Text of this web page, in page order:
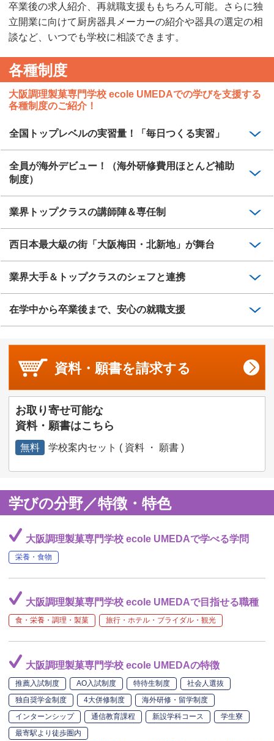
卒業後の求人紹介、再就職支援ももちろん可能。さらに独
立開業に向けて厨房器具メーカーの紹介や器具の選定の相
談など、いつでも学校に相談できます。
各種制度
大阪調理製菓専門学校 ecole UMEDAでの学びを支援する
各種制度のご紹介！
全国トップレベルの実習量！「毎日つくる実習」
全員が海外デビュー！（海外研修費用ほとんど補助
制度）
業界トップクラスの講師陣＆専任制
西日本最大級の街「大阪梅田・北新地」が舞台
業界大手＆トップクラスのシェフと連携
在学中から卒業後まで、安心の就職支援
資料・願書を請求する
お取り寄せ可能な
資料・願書はこちら
無料 学校案内セット ( 資料 ・ 願書 )
学びの分野／特徴・特色
大阪調理製菓専門学校 ecole UMEDAで学べる学問
栄養・食物
大阪調理製菓専門学校 ecole UMEDAで目指せる職種
食・栄養・調理・製菓 旅行・ホテル・ブライダル・観光
大阪調理製菓専門学校 ecole UMEDAの特徴
推薦入試制度 AO入試制度 特待生制度
社会人選抜
独自奨学金制度
4大併修制度
海外研修・留学制度
インターンシップ
通信教育課程 新設学科コース
学生寮
最寄駅より徒歩圏内